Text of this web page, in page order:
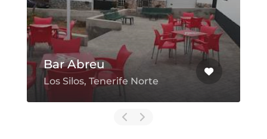
Bar Abreu
Los Silos, Tenerife Norte